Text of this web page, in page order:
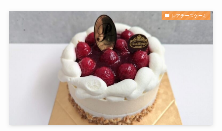
レアチーズケーキ